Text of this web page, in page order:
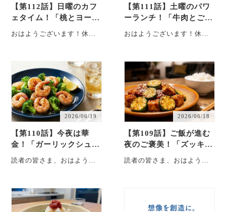
【第112話】日曜のカフ
ェタイム！「桃とヨーグ
ルトの爽やかグラスデザ
ート」
おはようございます！休日
楽しいですが、私は日曜
日・・・
【第111話】土曜のパワ
ーランチ！「牛肉とごぼ
うのスタミナ炊き込みご
おはようございます！休日
りと目覚める土曜日は、
1・・・
2026/06/19
【第110話】今夜は華
金！「ガーリックシュリ
ンプとブロッコリーのレ
読者の皆さま、おはようご
日の朝です！ 今日はも
う・・・
2026/06/18
【第109話】ご飯が進む
夜のご褒美！「ズッキー
ニと厚揚げのピリ辛味噌
読者の皆さま、おはようご